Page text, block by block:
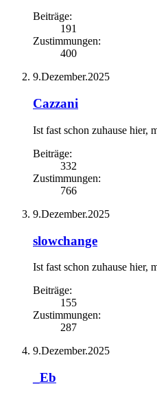
Beiträge:
191
Zustimmungen:
400
9.Dezember.2025
Cazzani
Ist fast schon zuhause hier,
Beiträge:
332
Zustimmungen:
766
9.Dezember.2025
slowchange
Ist fast schon zuhause hier,
Beiträge:
155
Zustimmungen:
287
9.Dezember.2025
_Eb